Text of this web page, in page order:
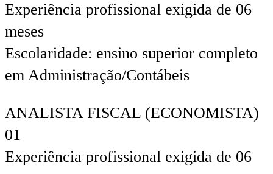
Experiência profissional exigida de 06
meses
Escolaridade: ensino superior completo
em Administração/Contábeis
ANALISTA FISCAL (ECONOMISTA)
01
Experiência profissional exigida de 06